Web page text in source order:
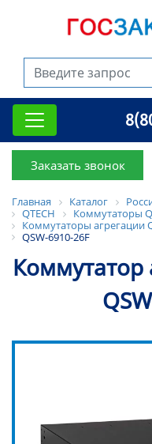
Заказать звонок
Главная Каталог
QTECH
Коммутаторы
Коммутаторы агрегации
QSW-6910-26F
Коммутатор